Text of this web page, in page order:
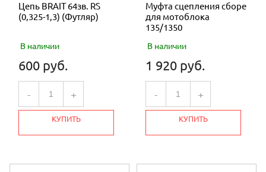
Цепь BRAIT 64зв. RS
(0,325-1,3) (Футляр)
В наличии
600 руб.
- +
КУПИТЬ
Муфта сцепления сборе
для мотоблока
135/1350
В наличии
1 920 руб.
- +
КУПИТЬ